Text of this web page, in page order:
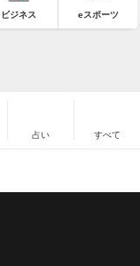
ビジネス eスポーツ
占い すべて